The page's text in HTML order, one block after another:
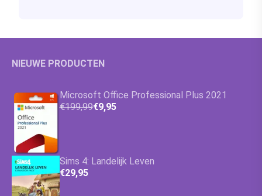
NIEUWE PRODUCTEN
Microsoft Office Professional Plus 2021
€199,99€9,95
Sims 4: Landelijk Leven
€29,95